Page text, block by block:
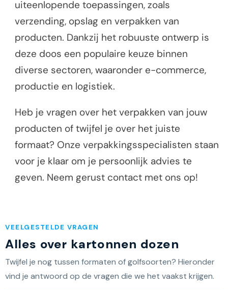
uiteenlopende toepassingen, zoals
verzending, opslag en verpakken van
producten. Dankzij het robuuste ontwerp is
deze doos een populaire keuze binnen
diverse sectoren, waaronder e-commerce,
productie en logistiek.
Heb je vragen over het verpakken van jouw
producten of twijfel je over het juiste
formaat? Onze verpakkingsspecialisten staan
voor je klaar om je persoonlijk advies te
geven. Neem gerust contact met ons op!
VEELGESTELDE VRAGEN
Alles over kartonnen dozen
Twijfel je nog tussen formaten of golfsoorten? Hieronder
vind je antwoord op de vragen die we het vaakst krijgen.